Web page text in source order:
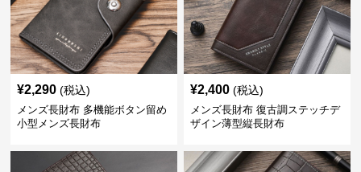
¥2,290 (税込)
メンズ長財布 多機能ボタン留め
小型メンズ長財布
¥2,400 (税込)
メンズ長財布 復古調ステッチデ
ザイン薄型縦長財布